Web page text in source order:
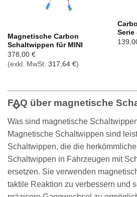
Magnetische Carbon
Schaltwippen für MINI
378,00 €
(exkl. MwSt: 317,64 €)
Serie
FAQ über magnetische
Was sind magnetische
Magnetische Schaltwippen sind
Schaltwippen, die die
Schaltwippen in Fahrzeugen mit
ersetzen. Sie verwenden
taktile Reaktion zu verbessern und